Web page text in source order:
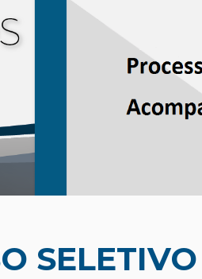
SELETIVO